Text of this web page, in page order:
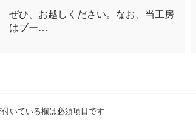
ぜひ、お越しください。なお、当工房
はブー…
付いている欄は必須項目です